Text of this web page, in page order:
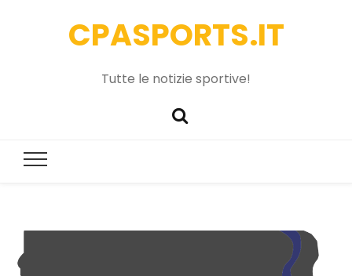
CPASPORTS.IT
Tutte le notizie sportive!